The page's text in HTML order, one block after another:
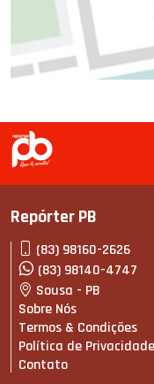
Repórter PB
(83) 98160-2626
(83) 98140-4747
Sousa - PB
Sobre Nós
Termos & Condições
Política de Privacidade
Contato